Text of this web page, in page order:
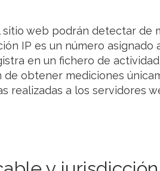
web podrán detectar de
IP es un número
en un fichero de
de obtener mediciones
realizadas a los servidores